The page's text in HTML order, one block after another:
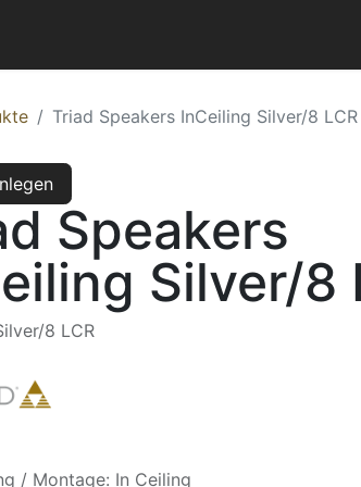
Triad Speakers InCeiling Silver/8 LCR
Speakers
Silver/8
8 LCR
/ Montage: In Ceiling